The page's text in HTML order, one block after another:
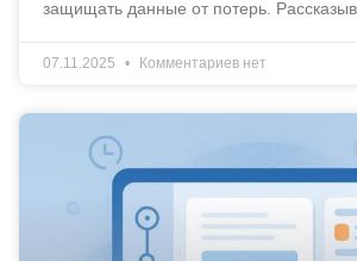
защищать данные от потерь.
07.11.2025 Комментариев нет